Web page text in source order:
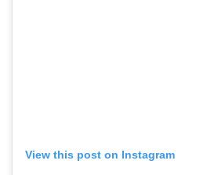
View this post on Instagram